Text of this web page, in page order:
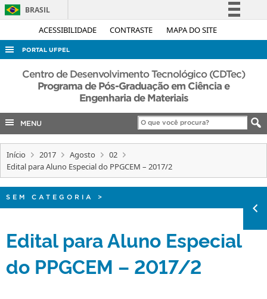
ACESSIBILIDADE CONTRASTE MAPA DO SITE
BRASIL
Simplifique!
Acesso à informação
Legislação
Canais
PORTAL UFPEL
ACESSO À INFORMAÇÃO
AUDITORIA
EDITAIS
INTERNACIONAL
Centro de Desenvolvimento Tecnológico (CDTec)
Programa de Pós-Graduação em Ciência e
Engenharia de Materiais
MENU
Início 2017 Agosto
02
Edital para Aluno Especial do PPGCEM – 2017/2
SEM CATEGORIA >
Edital para Aluno Especial
do PPGCEM – 2017/2